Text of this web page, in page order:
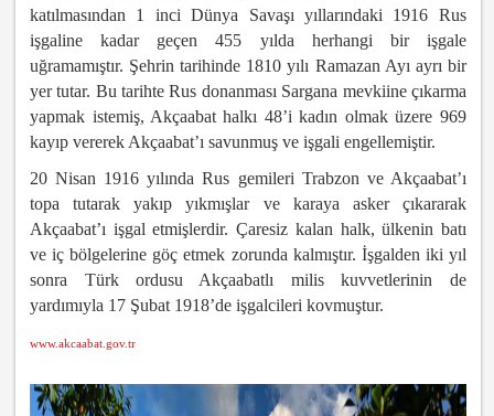
katılmasından 1 inci Dünya Savaşı yıllarındaki 1916 Rus
işgaline kadar geçen 455 yılda herhangi bir işgale
uğramamıştır. Şehrin tarihinde 1810 yılı Ramazan Ayı ayrı bir
yer tutar. Bu tarihte Rus donanması Sargana mevkiine çıkarma
yapmak istemiş, Akçaabat halkı 48’i kadın olmak üzere 969
kayıp vererek Akçaabat’ı savunmuş ve işgali engellemiştir.
20 Nisan 1916 yılında Rus gemileri Trabzon ve Akçaabat’ı
topa tutarak yakıp yıkmışlar ve karaya asker çıkararak
Akçaabat’ı işgal etmişlerdir. Çaresiz kalan halk, ülkenin batı
ve iç bölgelerine göç etmek zorunda kalmıştır. İşgalden iki yıl
sonra Türk ordusu Akçaabatlı milis kuvvetlerinin de
yardımıyla 17 Şubat 1918’de işgalcileri kovmuştur.
www.akcaabat.gov.tr